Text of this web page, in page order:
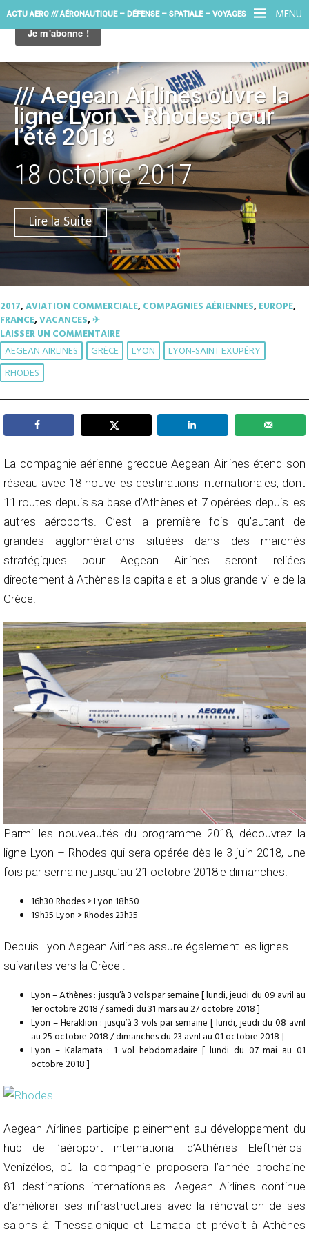
MENU
ACTU AERO /// AÉRONAUTIQUE – DÉFENSE – SPATIALE – VOYAGES
/// Aegean Airlines ouvre la
ligne Lyon – Rhodes pour
l’été 2018
18 octobre 2017
Lire la Suite
2017,AVIATION COMMERCIALE,COMPAGNIES AÉRIENNES,EUROPE,
FRANCE,VACANCES,✈︎
LAISSER UN COMMENTAIRE
AEGEAN AIRLINES GRÈCE LYON
LYON-SAINT EXUPÉRY
RHODES
La compagnie aérienne grecque Aegean Airlines étend son
réseau avec 18 nouvelles destinations internationales, dont
11 routes depuis sa base d’Athènes et 7 opérées depuis les
autres aéroports. C’est la première fois qu’autant de
grandes agglomérations situées dans des marchés
stratégiques pour Aegean Airlines seront reliées
directement à Athènes la capitale et la plus grande ville de la
Grèce.
Parmi les nouveautés du programme 2018, découvrez la
ligne Lyon – Rhodes qui sera opérée dès le 3 juin 2018, une
fois par semaine jusqu’au 21 octobre 2018le dimanches.
16h30 Rhodes > Lyon 18h50
19h35 Lyon > Rhodes 23h35
Depuis Lyon Aegean Airlines assure également les lignes
suivantes vers la Grèce :
Lyon – Athènes : jusqu’à 3 vols par semaine [ lundi, jeudi du 09 avril au
1er octobre 2018 / samedi du 31 mars au 27 octobre 2018 ]
Lyon – Heraklion : jusqu’à 3 vols par semaine [ lundi, jeudi du 08 avril
au 25 octobre 2018 / dimanches du 23 avril au 01 octobre 2018 ]
Lyon – Kalamata : 1 vol hebdomadaire [ lundi du 07 mai au 01
octobre 2018 ]
Aegean Airlines participe pleinement au développement du
hub de l’aéroport international d’Athènes Elefthérios-
Venizélos, où la compagnie proposera l’année prochaine
81 destinations internationales. Aegean Airlines continue
d’améliorer ses infrastructures avec la rénovation de ses
salons à Thessalonique et Larnaca et prévoit à Athènes